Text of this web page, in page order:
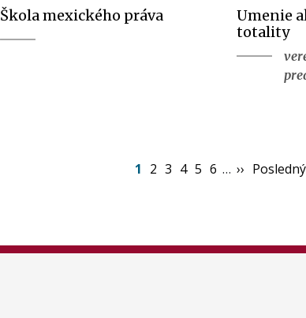
Škola mexického práva
Umenie
totality
Aktuálna
1 Page
2 Page
3 Page
4 Page
5 Page
6 … Ďalšia
›› Posledná